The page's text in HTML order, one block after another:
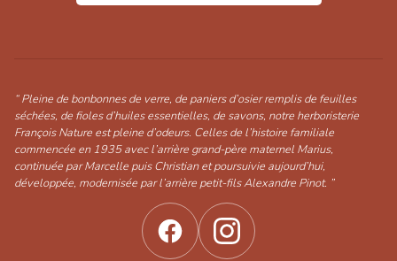
“ Pleine de bonbonnes de verre, de paniers d’osier remplis de feuilles
séchées, de fioles d’huiles essentielles, de savons, notre herboristerie
François Nature est pleine d’odeurs. Celles de l’histoire familiale
commencée en 1935 avec l’arrière grand-père maternel Marius,
continuée par Marcelle puis Christian et poursuivie aujourd’hui,
développée, modernisée par l’arrière petit-fils Alexandre Pinot. ”